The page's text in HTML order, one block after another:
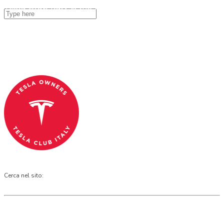
Tesla Club Italy is the first Tesla club in Italy
Cerca nel sito: